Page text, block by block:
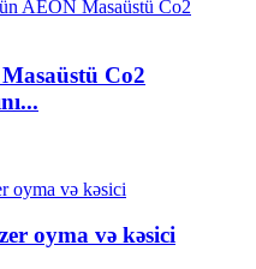
Co2
oyma və kəsici